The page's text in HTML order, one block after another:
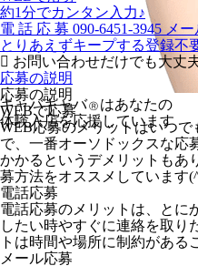
キャバキャバⓇ はあなたの
体験入店を応援しています
約1分でカンタン入力♪
電 話 応 募 090-6451-3945 メ
とりあえずキープする登録不
お問い合わせだけでも大丈
応募の説明
応募の説明
WEBで応募
WEB応募のメリットはいつ
で、一番オーソドックスな応
かかるというデメリットもあ
募方法をオススメしています
電話応募
電話応募のメリットは、とに
したい時やすぐに連絡を取り
トは時間や場所に制約がある
メール応募